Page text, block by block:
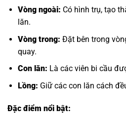
Vòng ngoài: Có hình trụ, tạo
lăn.
Vòng trong: Đặt bên trong
quay.
Con lăn: Là các viên bi cầu
Lồng: Giữ các con lăn cách
Đặc điểm nổi bật: